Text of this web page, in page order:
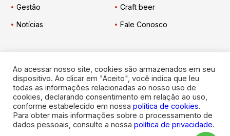
Gestão
Craft beer
Notícias
Fale Conosco
Engarrafador Moderno nas Redes:
Ao acessar nosso site, cookies são armazenados em seu
dispositivo. Ao clicar em "Aceito", você indica que leu
todas as informações relacionadas ao nosso uso de
cookies, declarando consentimento em relação ao uso,
conforme estabelecido em nossa política de cookies.
Para obter mais informações sobre o processamento de
dados pessoais, consulte a nossa política de privacidade.